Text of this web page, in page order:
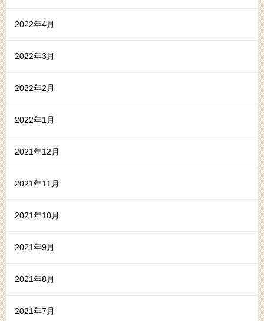
2022年4月
2022年3月
2022年2月
2022年1月
2021年12月
2021年11月
2021年10月
2021年9月
2021年8月
2021年7月